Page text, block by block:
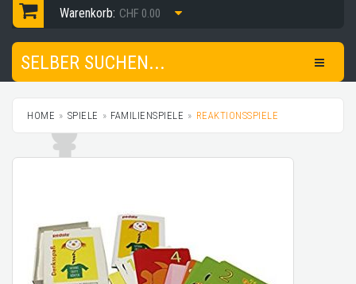
Warenkorb: CHF 0.00
SELBER SUCHEN...
HOME SPIELE FAMILIENSPIELE REAKTIONSSPIELE